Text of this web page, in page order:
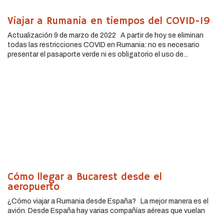
Viajar a Rumania en tiempos del COVID-19
Actualización 9 de marzo de 2022 A partir de hoy se eliminan
todas las restricciones COVID en Rumania: no es necesario
presentar el pasaporte verde ni es obligatorio el uso de...
Cómo llegar a Bucarest desde el
aeropuerto
¿Cómo viajar a Rumania desde España? La mejor manera es el
avión. Desde España hay varias compañías aéreas que vuelan